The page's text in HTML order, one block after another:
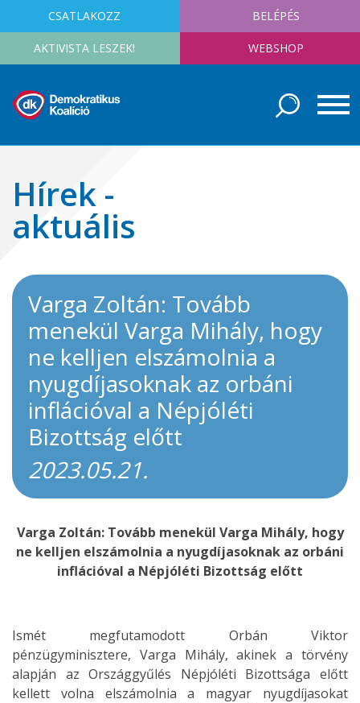
CSATLAKOZZ BELÉPÉS
AKTIVISTA LESZEK! WEBSHOP
Hírek -
aktuális
Varga Zoltán: Tovább
menekül Varga Mihály, hogy
ne kelljen elszámolnia a
nyugdíjasoknak az orbáni
inflációval a Népjóléti
Bizottság előtt
2023.05.21.
Varga Zoltán: Tovább menekül Varga Mihály, hogy
ne kelljen elszámolnia a nyugdíjasoknak az orbáni
inflációval a Népjóléti Bizottság előtt
Ismét megfutamodott Orbán Viktor
pénzügyminisztere, Varga Mihály, akinek a törvény
alapján az Országgyűlés Népjóléti Bizottsága előtt
kellett volna elszámolnia a magyar nyugdíjasokat